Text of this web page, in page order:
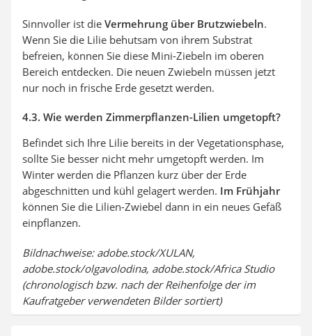
Sinnvoller ist die Vermehrung über Brutzwiebeln.
Wenn Sie die Lilie behutsam von ihrem Substrat
befreien, können Sie diese Mini-Ziebeln im oberen
Bereich entdecken. Die neuen Zwiebeln müssen jetzt
nur noch in frische Erde gesetzt werden.
4.3. Wie werden Zimmerpflanzen-Lilien umgetopft?
Befindet sich Ihre Lilie bereits in der Vegetationsphase,
sollte Sie besser nicht mehr umgetopft werden. Im
Winter werden die Pflanzen kurz über der Erde
abgeschnitten und kühl gelagert werden. Im Frühjahr
können Sie die Lilien-Zwiebel dann in ein neues Gefäß
einpflanzen.
Bildnachweise: adobe.stock/XULAN,
adobe.stock/olgavolodina, adobe.stock/Africa Studio
(chronologisch bzw. nach der Reihenfolge der im
Kaufratgeber verwendeten Bilder sortiert)